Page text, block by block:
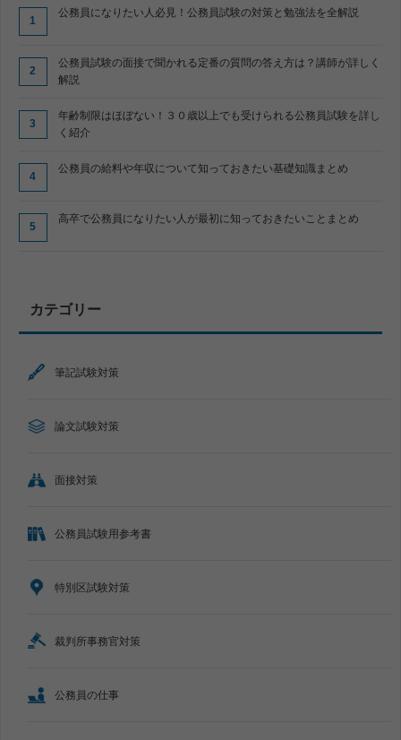
公務員になりたい人必見！公務員試験の対策と勉強法を全解説
公務員試験の面接で聞かれる定番の質問の答え方は？講師が詳しく
解説
年齢制限はほぼない！３０歳以上でも受けられる公務員試験を詳し
く紹介
公務員の給料や年収について知っておきたい基礎知識まとめ
高卒で公務員になりたい人が最初に知っておきたいことまとめ
カテゴリー
筆記試験対策
論文試験対策
面接対策
公務員試験用参考書
特別区試験対策
裁判所事務官対策
公務員の仕事